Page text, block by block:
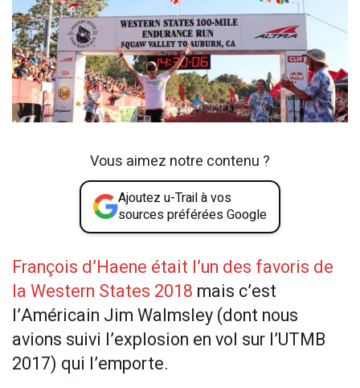
Vous aimez notre contenu ?
Ajoutez u-Trail à vos
sources préférées Google
François d’Haene était l’un des favoris de
la Western States 2018 mais c’est
l’Américain Jim Walmsley (dont nous
avions suivi l’explosion en vol sur l’UTMB
2017) qui l’emporte.